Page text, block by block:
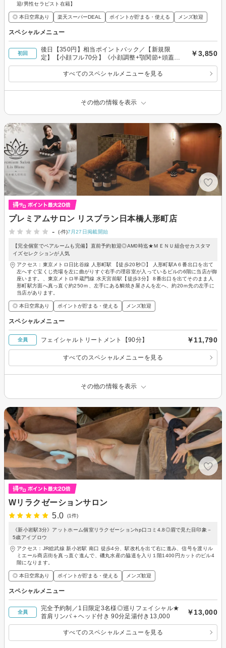
迎/男性セラピスト在籍】
◎ 本日空席あり 楽天スーパーDEAL ポイントが貯まる・使える メンズ歓迎
スペシャルメニュー
初回
後日【350円】相当ポイントバック／【新規限
定】【小顔フル70分】《小顔調整+顎関節+頭蓋骨
+顔脂肪分解+リンパ》通常13200円
￥3,850
すべてのスペシャルメニューを見る
その他の情報を表示
プレミアムサロン リスブラン日本橋人形町店
-
(-件)7月27日掲載開始
【完全個室でペアルームも完備】直前予約歓迎◎AM0時迄★ＭＥＮＵ組合せカスタマ
イズセレクションが人気
アクセス：東京メトロ日比谷線 人形町駅 【徒歩20秒◎】 人形町駅A６番出口を出て
左へすぐ宝くじ売場を左に曲がりすぐ右手の理容室が入っているビルの6階に当店が御
座います。、東京メトロ半蔵門線 水天宮前駅【徒歩3分】 8番出口を出てそのまま人
形町駅方面へ真っ直ぐ約250ｍ、左手にある鯛焼き屋さんを左へ、約20ｍ先の左手に
当店があります。
◎ 本日空席あり ポイントが貯まる・使える メンズ歓迎
スペシャルメニュー
全員 フェイシャルトリートメント【90分】 ￥11,790
すべてのスペシャルメニューを見る
その他の情報を表示
Wリラクゼーションサロン
5.0
(1件)
《新小岩駅3分》アットホーム個室リラクゼーションhp口コミ4.8◎眉で見た目印象－
5歳アイブロウ
アクセス：JR総武線 新小岩駅 南口 徒歩4分、駅改札を出て右に進み、信号を渡りル
ミエール商店街を真っ直ぐ進んで、磯丸水産の脇道を入り１階1400円カットのビル4
階になります。
◎ 本日空席あり ポイントが貯まる・使える メンズ歓迎
スペシャルメニュー
全員
完全予約制／1日限定3名様◎巡りフェイシャル★
首肩リンパ＋ヘッド付き 90分足湯付き13,000
￥13,000
すべてのスペシャルメニューを見る